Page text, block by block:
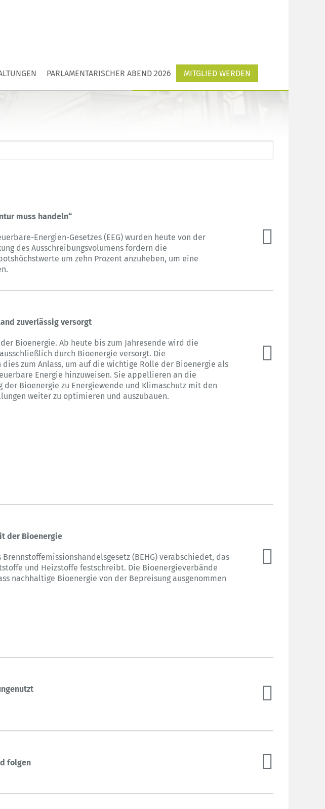
PARLAMENTARISCHER ABEND 2026 MITGLIED WERDEN
muss handeln“
Energien-Gesetzes (EEG) wurden heute von der
des Ausschreibungsvolumens fordern die
um zehn Prozent anzuheben, um eine
zuverlässig versorgt
Bioenergie. Ab heute bis zum Jahresende wird die
durch Bioenergie versorgt. Die
zum Anlass, um auf die wichtige Rolle der Bioenergie als
Energie hinzuweisen. Sie appellieren an die
der Bioenergie zu Energiewende und Klimaschutz mit den
weiter zu optimieren und auszubauen.
der Bioenergie
(BEHG) verabschiedet, das
und Heizstoffe festschreibt. Die Bioenergieverbände
nachhaltige Bioenergie von der Bepreisung ausgenommen
folgen